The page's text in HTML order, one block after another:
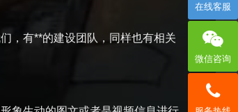
，有**的建设团队，同样也有相关
在线客服
微信咨询